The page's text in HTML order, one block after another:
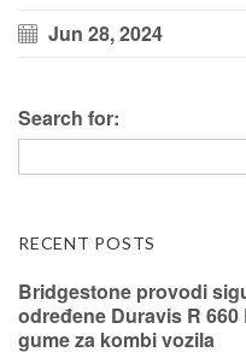
Jun 28, 2024
Search for:
RECENT POSTS
Bridgestone provodi
određene Duravis R 660
gume za kombi vozila